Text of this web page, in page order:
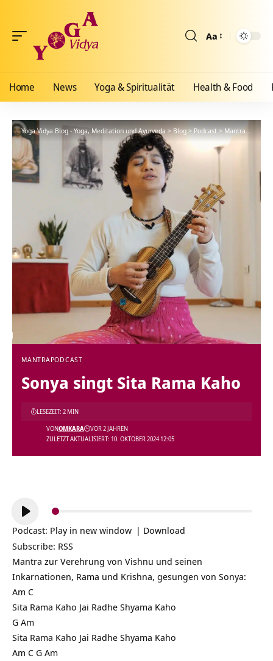
Aa
Home News Yoga & Spiritualität Health & Food
Yoga Vidya Blog - Yoga, Meditation und Ayurveda>Blog>Podcast>Mantra>Sonya
MANTRAPODCAST
Sonya singt Sita Rama Kaho
ZULETZT AKTUALISIERT: 10. OKTOBER 2024 12:05
VONOMKARA VOR 2 JAHREN
LESEZEIT: 2 MIN
Audio-
Player
Podcast: Play in new window | Download
Subscribe: RSS
Mantra zur Verehrung von Vishnu und seinen
Inkarnationen, Rama und Krishna, gesungen von Sonya:
Am C
Sita Rama Kaho Jai Radhe Shyama Kaho
G Am
Sita Rama Kaho Jai Radhe Shyama Kaho
Am C G Am